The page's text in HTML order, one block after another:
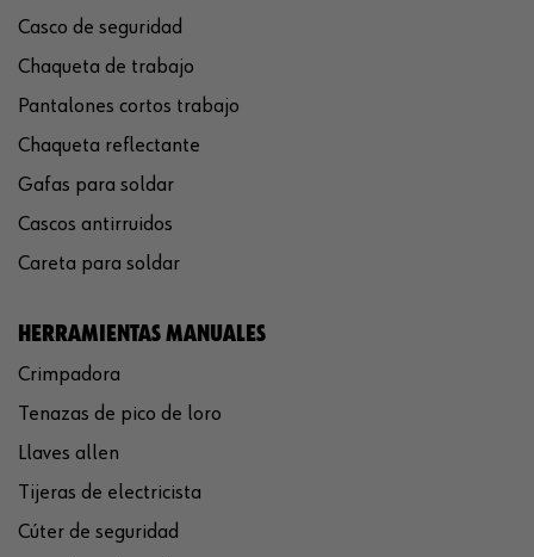
Casco de seguridad
Chaqueta de trabajo
Pantalones cortos trabajo
Chaqueta reflectante
Gafas para soldar
Cascos antirruidos
Careta para soldar
HERRAMIENTAS MANUALES
Crimpadora
Tenazas de pico de loro
Llaves allen
Tijeras de electricista
Cúter de seguridad